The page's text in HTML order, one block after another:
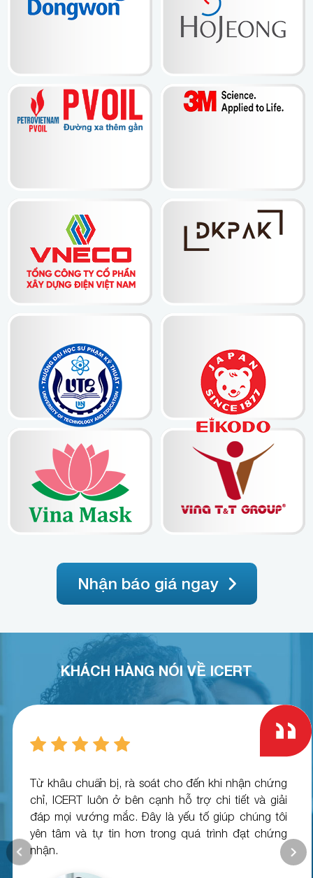
Nhận báo giá ngay
KHÁCH HÀNG NÓI VỀ ICERT
Từ khâu chuẩn bị, rà soát cho đến khi nhận chứng
chỉ, ICERT luôn ở bên cạnh hỗ trợ chi tiết và giải
đáp mọi vướng mắc. Đây là yếu tố giúp chúng tôi
yên tâm và tự tin hơn trong quá trình đạt chứng
nhận.